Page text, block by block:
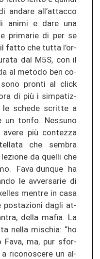
an­da­re all’at­tac­co
animi e dare una
pri­ma­rie di per se
il fatto che tutta l’or­
dal M5S, con il
al me­to­do ben co­
pron­ti al click
di più i sim­pa­ti­z­
sche­de sc­rit­te a
un tonfo. Nes­su­no
più con­te­z­za
che sem­bra
da quel­li che
Fava dun­que ha
le av­ver­sa­rie di
men­tre in casa
pos­ta­zio­ni dagli at­
della mafia. La
nella mis­chia: “ho
Fava, ma, pur sfor­
ri­co­nos­ce­re un al­